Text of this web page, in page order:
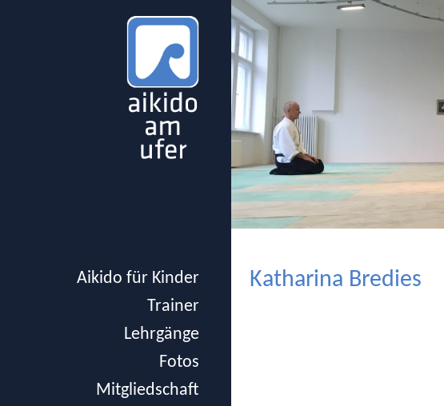
Aikido für Kinder
Trainer
Lehrgänge
Fotos
Mitgliedschaft
Katharina Bredies